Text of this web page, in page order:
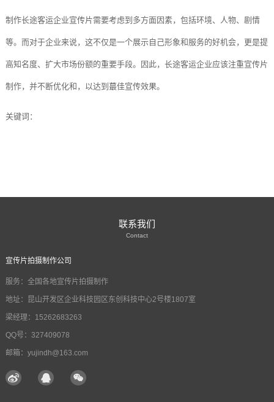
制作长途客运企业宣传片需要考虑到多方面因素，包括环境、人物、剧情
等。而对于企业来说，这不仅是一个展示自己形象和服务的好机会，更是提
高知名度、扩大市场份额的重要手段。因此，长途客运企业应该注重宣传片
制作，并不断优化和，以达到蕞佳宣传效果。
关键词：
联系我们
Contact
宣传片拍摄制作公司
服务：全国各地宣传片拍摄制作
地址：昆山开发区企业科技园区东创科技中心2号楼1807室
梁经理：15262683263
QQ号：327409078
邮箱：yujindh@163.com